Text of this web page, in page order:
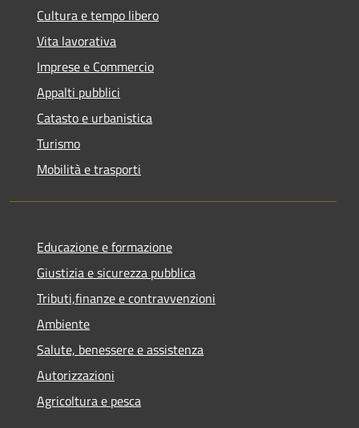
Cultura e tempo libero
Vita lavorativa
Imprese e Commercio
Appalti pubblici
Catasto e urbanistica
Turismo
Mobilità e trasporti
Educazione e formazione
Giustizia e sicurezza pubblica
Tributi,finanze e contravvenzioni
Ambiente
Salute, benessere e assistenza
Autorizzazioni
Agricoltura e pesca